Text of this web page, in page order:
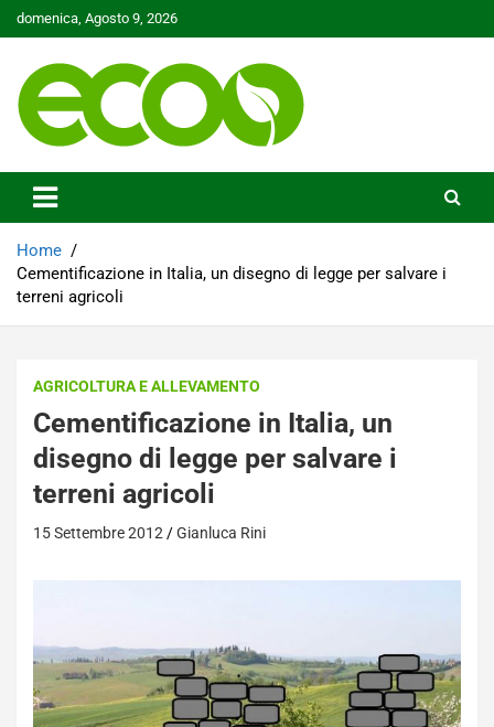
Skip
to
domenica, Agosto 9, 2026
Ecoo.it
Home
Cementificazione in Italia, un disegno di legge per salvare i
terreni agricoli
AGRICOLTURA E ALLEVAMENTO
Cementificazione in Italia, un
disegno di legge per salvare i
terreni agricoli
15 Settembre 2012 Gianluca Rini